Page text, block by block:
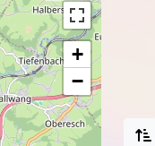
+
−